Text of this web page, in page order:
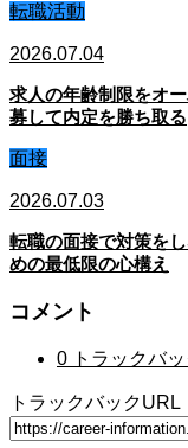
転職活動
2026.07.04
求人の年齢制限をオ
募して内定を勝ち取る
面接
2026.07.03
転職の面接で対策を
めの最低限の心構え
コメント
0 トラックバッ
トラックバックURL